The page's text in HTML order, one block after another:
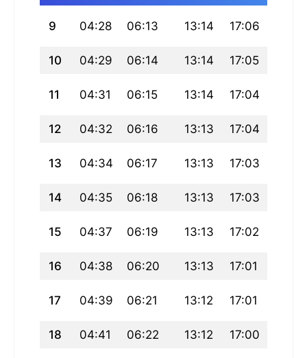
9 04:28 06:13 13:14 17:06
10 04:29 06:14 13:14 17:05
11 04:31 06:15 13:14 17:04
12 04:32 06:16 13:13 17:04
13 04:34 06:17 13:13 17:03
14 04:35 06:18 13:13 17:03
15 04:37 06:19 13:13 17:02
16 04:38 06:20 13:13 17:01
17 04:39 06:21 13:12 17:01
18 04:41 06:22 13:12 17:00